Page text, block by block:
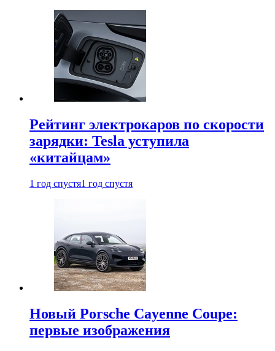
Рейтинг электрокаров по скорости
зарядки: Tesla уступила
«китайцам»
1 год спустя1 год спустя
Новый Porsche Cayenne Coupe:
первые изображения